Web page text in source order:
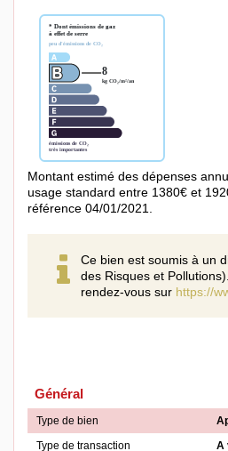
Montant estimé des dépenses
usage standard entre 1380€ et
référence 04/01/2021.
Ce bien est soumis à un
des Risques et
rendez-vous sur https://
Général
Type de bien
Type de transaction
A